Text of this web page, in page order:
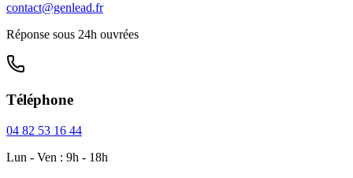
contact@genlead.fr
Réponse sous 24h ouvrées
Téléphone
04 82 53 16 44
Lun - Ven : 9h - 18h